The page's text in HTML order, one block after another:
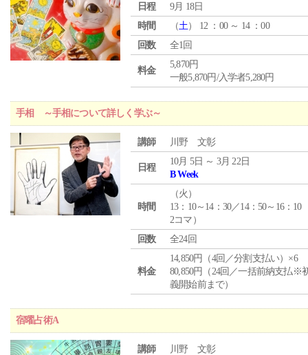
日程
9月 18日
時間
（土） 12 ：00 ～ 14 ：00
回数
全1回
料金
5,870円
一般5,870円/入学者5,280円
手相 ～手相について詳しく学ぶ～
講師 川野 文彰
日程
10月 5日 ～ 3月 22日
B Week
時間
（火 ）
13：10～14：30／14：50～16：10
2コマ）
回数
全24回
料金
14,850円（4回／分割支払い）×6
80,850円（24回／一括前納支払※
義開始前まで）
宿曜占術A
講師 川野 文彰